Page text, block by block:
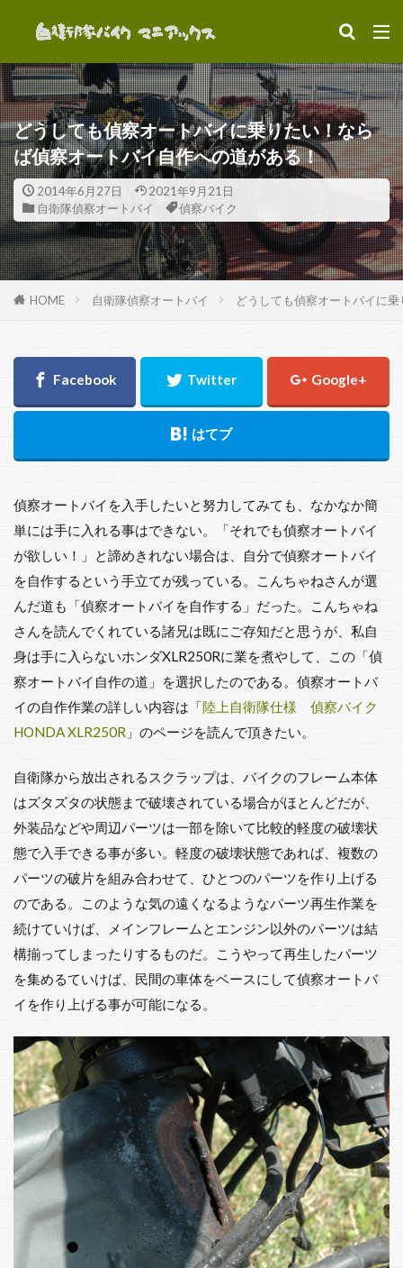
どうしても偵察オートバイに乗りたい！なら
ば偵察オートバイ自作への道がある！
2014年6月27日
2021年9月21日
自衛隊偵察オートバイ
偵察バイク
HOME 自衛隊偵察オートバイ どうしても偵察オートバイに
偵察オートバイを入手したいと努力してみても、なかなか簡
単には手に入れる事はできない。「それでも偵察オートバイ
が欲しい！」と諦めきれない場合は、自分で偵察オートバイ
を自作するという手立てが残っている。こんちゃねさんが選
んだ道も「偵察オートバイを自作する」だった。こんちゃね
さんを読んでくれている諸兄は既にご存知だと思うが、私自
身は手に入らないホンダXLR250Rに業を煮やして、この「偵
察オートバイ自作の道」を選択したのである。偵察オートバ
イの自作作業の詳しい内容は「陸上自衛隊仕様 偵察バイク
HONDA XLR250R 」のページを読んで頂きたい。
自衛隊から放出されるスクラップは、バイクのフレーム本体
はズタズタの状態まで破壊されている場合がほとんどだが、
外装品などや周辺パーツは一部を除いて比較的軽度の破壊状
態で入手できる事が多い。軽度の破壊状態であれば、複数の
パーツの破片を組み合わせて、ひとつのパーツを作り上げる
のである。このような気の遠くなるようなパーツ再生作業を
続けていけば、メインフレームとエンジン以外のパーツは結
構揃ってしまったりするものだ。こうやって再生したパーツ
を集めるていけば、民間の車体をベースにして偵察オートバ
イを作り上げる事が可能になる。
カテゴリー
タグ
KLX250 XLR250R
カワサキKLX250ES
パーツ
ビデオ
ホンダXLR250R
ミリタリーバイク
偵察バイク
装備
駐屯地